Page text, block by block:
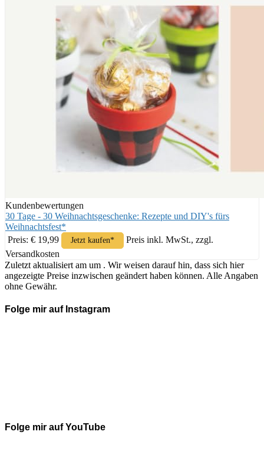
Kundenbewertungen
30 Tage - 30 Weihnachtsgeschenke: Rezepte und DIY's fürs
Weihnachtsfest*
Preis: € 19,99
Jetzt kaufen*
Preis inkl. MwSt., zzgl.
Versandkosten
Zuletzt aktualisiert am um . Wir weisen darauf hin, dass sich hier
angezeigte Preise inzwischen geändert haben können. Alle Angaben
ohne Gewähr.
Folge mir auf Instagram
Folge mir auf YouTube